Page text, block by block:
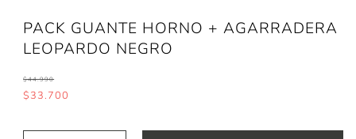
PACK GUANTE HORNO + AGARRADERA
LEOPARDO NEGRO
$44.990
$33.700